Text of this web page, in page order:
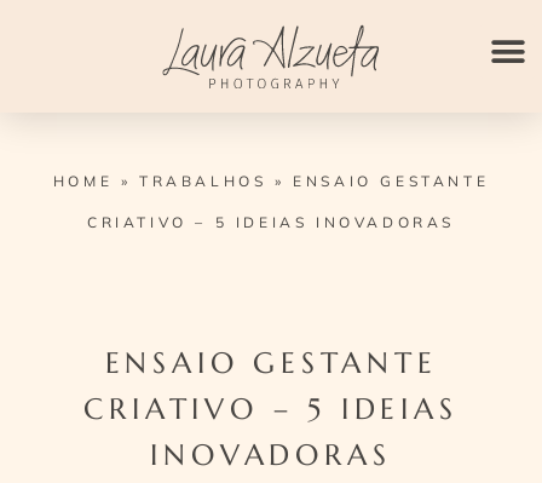
HOME » TRABALHOS » ENSAIO GESTANTE
CRIATIVO – 5 IDEIAS INOVADORAS
ENSAIO GESTANTE
CRIATIVO – 5 IDEIAS
INOVADORAS